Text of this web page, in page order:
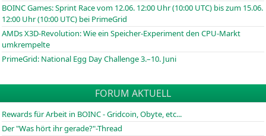
BOINCGames: Sprint Race vom 12.06. 12:00 Uhr (10:00 UTC) bis zum 15.06.
12:00 Uhr (10:00 UTC) bei PrimeGrid
AMDs X3D-Revolution: Wie ein Speicher-Experiment den CPU-Markt
umkrempelte
PrimeGrid: National Egg Day Challenge 3.–10. Juni
FORUM AKTUELL
Rewards für Arbeit in BOINC - Gridcoin, Obyte, etc...
Der "Was hört ihr gerade?"-Thread